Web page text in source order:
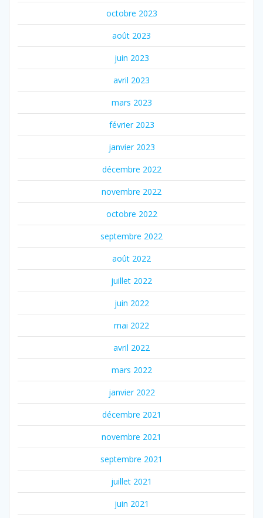
octobre 2023
août 2023
juin 2023
avril 2023
mars 2023
février 2023
janvier 2023
décembre 2022
novembre 2022
octobre 2022
septembre 2022
août 2022
juillet 2022
juin 2022
mai 2022
avril 2022
mars 2022
janvier 2022
décembre 2021
novembre 2021
septembre 2021
juillet 2021
juin 2021